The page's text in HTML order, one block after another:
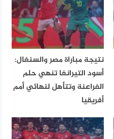
نتيجة مباراة مصر والسنغال:
أسود التيرانغا تنهي حلم
الفراعنة وتتأهل لنهائي أمم
أفريقيا